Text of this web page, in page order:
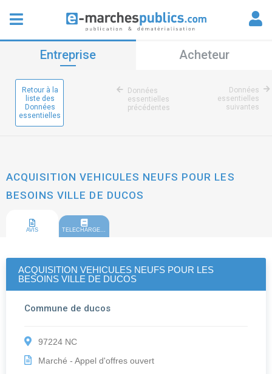
Entreprise Acheteur
Retour à la
liste des
Données
essentielles
Données
essentielles
précédentes
Données
essentielles
suivantes
ACQUISITION VEHICULES NEUFS POUR LES
BESOINS VILLE DE DUCOS
AVIS TELECHARGEMENT
ACQUISITION VEHICULES NEUFS POUR LES
BESOINS VILLE DE DUCOS
Commune de ducos
97224 NC
Marché - Appel d'offres ouvert